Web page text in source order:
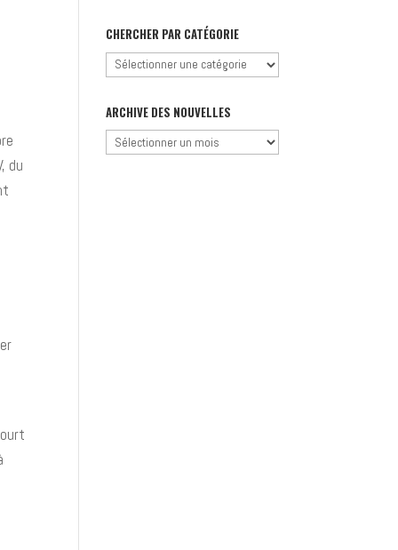
du
CHERCHER PAR CATÉGORIE
Chercher
catégorie
ARCHIVE DES NOUVELLES
Archive